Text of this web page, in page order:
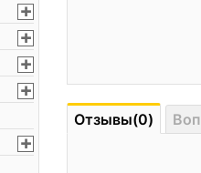
Отзывы(0)